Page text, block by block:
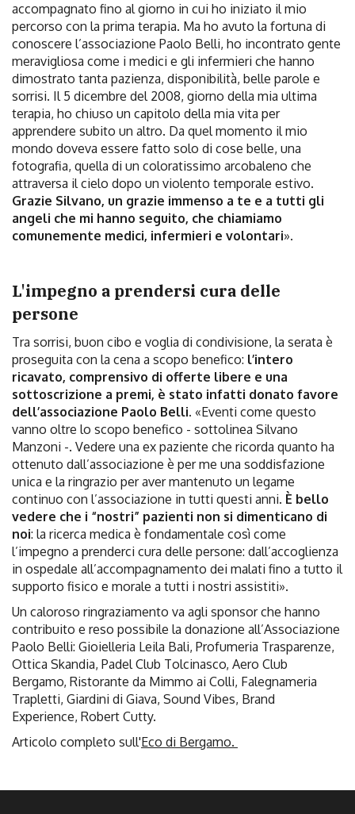
accompagnato fino al giorno in cui ho iniziato il mio
percorso con la prima terapia. Ma ho avuto la fortuna di
conoscere l’associazione Paolo Belli, ho incontrato gente
meravigliosa come i medici e gli infermieri che hanno
dimostrato tanta pazienza, disponibilità, belle parole e
sorrisi. Il 5 dicembre del 2008, giorno della mia ultima
terapia, ho chiuso un capitolo della mia vita per
apprendere subito un altro. Da quel momento il mio
mondo doveva essere fatto solo di cose belle, una
fotografia, quella di un coloratissimo arcobaleno che
attraversa il cielo dopo un violento temporale estivo.
Grazie Silvano, un grazie immenso a te e a tutti gli
angeli che mi hanno seguito, che chiamiamo
comunemente medici, infermieri e volontari».
L'impegno a prendersi cura delle
persone
Tra sorrisi, buon cibo e voglia di condivisione, la serata è
proseguita con la cena a scopo benefico: l’intero
ricavato, comprensivo di offerte libere e una
sottoscrizione a premi, è stato infatti donato favore
dell’associazione Paolo Belli. «Eventi come questo
vanno oltre lo scopo benefico - sottolinea Silvano
Manzoni -. Vedere una ex paziente che ricorda quanto ha
ottenuto dall’associazione è per me una soddisfazione
unica e la ringrazio per aver mantenuto un legame
continuo con l’associazione in tutti questi anni. È bello
vedere che i “nostri” pazienti non si dimenticano di
noi: la ricerca medica è fondamentale così come
l’impegno a prenderci cura delle persone: dall’accoglienza
in ospedale all’accompagnamento dei malati fino a tutto il
supporto fisico e morale a tutti i nostri assistiti».
Un caloroso ringraziamento va agli sponsor che hanno
contribuito e reso possibile la donazione all’Associazione
Paolo Belli: Gioielleria Leila Bali, Profumeria Trasparenze,
Ottica Skandia, Padel Club Tolcinasco, Aero Club
Bergamo, Ristorante da Mimmo ai Colli, Falegnameria
Trapletti, Giardini di Giava, Sound Vibes, Brand
Experience, Robert Cutty.
Articolo completo sull'Eco di Bergamo.